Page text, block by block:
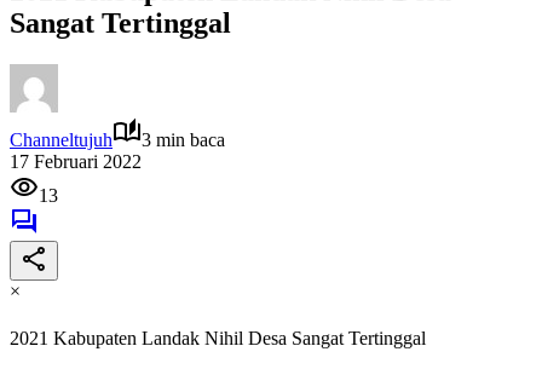
Sangat Tertinggal
Channeltujuh
3 min baca
17 Februari 2022
13
×
2021 Kabupaten Landak Nihil Desa Sangat Tertinggal